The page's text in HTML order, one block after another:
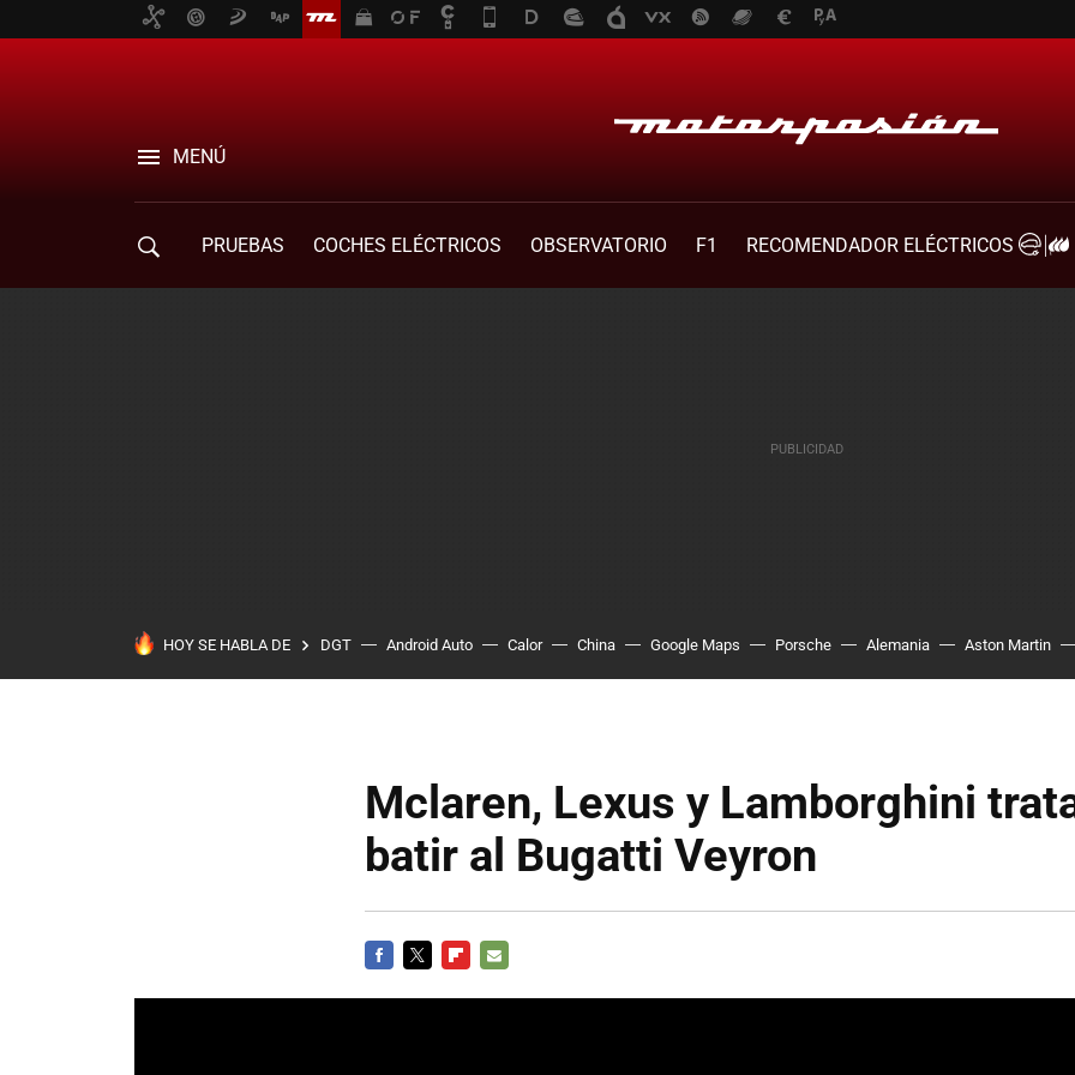
MENÚ
PRUEBAS COCHES ELÉCTRICOS OBSERVATORIO F1
RECOMENDADOR ELÉCTRICOS
HOY SE HABLA DE DGT Android Auto Calor China Google Maps Porsche Alemania Aston Martin
Mclaren, Lexus y Lamborghini
batir al Bugatti Veyron